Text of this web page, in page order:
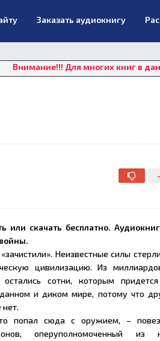
Заказать аудиокнигу
Для многих книг в данный
или скачать бесплатно.
Неизвестные силы
цивилизацию. Из
сотни, которым
и диком мире, потому что
попал сюда с оружием, –
оперуполномоченный из